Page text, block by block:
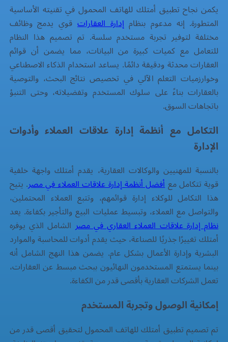
يكمن نجاح تطبيق أمتلك للهاتف المحمول في تقنيته الأساسية
المتطورة. إنه مدعوم بنظامإدارة العقارات قوي يدمج وظائف
مختلفة لتوفير تجربة مستخدم سلسة. تم تصميم هذا النظام
للتعامل مع كميات كبيرة من البيانات، مما يضمن أن قوائم
العقارات محدثة ودقيقة دائمًا. يساعد استخدام الذكاء الاصطناعي
وخوارزميات التعلم الآلي في تخصيص نتائج البحث، والتوصية
بالعقارات بناءً على سلوك المستخدم وتفضيلاته، وحتى التنبؤ
باتجاهات السوق.
التكامل مع أنظمة إدارة علاقات العملاء وأدوات
الإدارة
بالنسبة للمهنيين والوكالات العقارية، يقدم أمتلك واجهة خلفية
قوية تتكامل معأفضل أنظمة إدارة علاقات العملاء في مصر. يتيح
هذا التكامل للوكلاء إدارة قوائمهم، وتتبع العملاء المحتملين،
والتواصل مع العملاء، وتبسيط عمليات البيع والتأجير بكفاءة. يعد
نظام إدارة علاقات العملاء العقاري في مصرالشامل الذي يوفره
أمتلك تغييرًا جذريًا للصناعة، حيث يقدم أدوات للمحاسبة والموارد
البشرية وإدارة الأعمال بشكل عام. يضمن هذا النهج الشامل أنه
بينما يستمتع المستخدمون النهائيون ببحث مبسط عن العقارات،
تعمل الشركات العقارية بأقصى قدر من الكفاءة.
إمكانية الوصول وتجربة المستخدم
تم تصميم تطبيق أمتلك للهاتف المحمول لتحقيق أقصى قدر من